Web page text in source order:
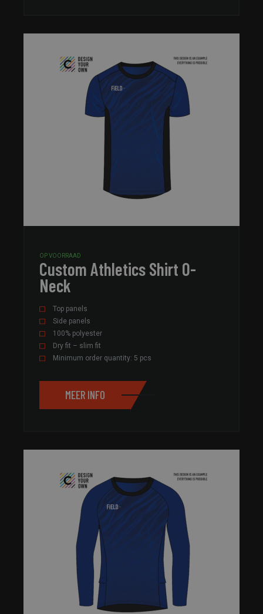
OP VOORRAAD
Custom Athletics Shirt O-
Neck
Top panels
Side panels
100% polyester
Dry fit – slim fit
Minimum order quantity: 5 pcs
MEER INFO